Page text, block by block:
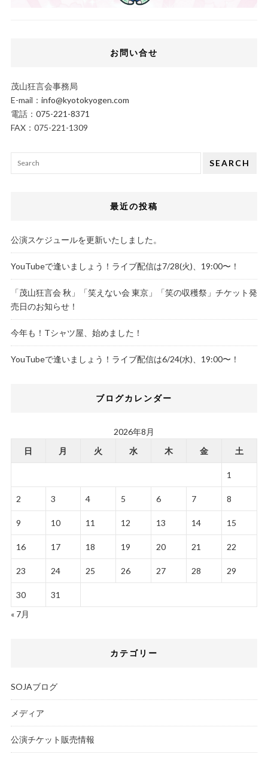
お問い合せ
茂山狂言会事務局
E-mail： info@kyotokyogen.com
電話： 075-221-8371
FAX：075-221-1309
SEARCH
最近の投稿
公演スケジュールを更新いたしました。
YouTubeで逢いましょう！ライブ配信は7/28(火)、19:00〜！
「茂山狂言会 秋」「笑えない会 東京」「笑の収穫祭」チケット発
売日のお知らせ！
今年も！Tシャツ屋、始めました！
YouTubeで逢いましょう！ライブ配信は6/24(水)、19:00〜！
ブログカレンダー
2026年8月
日
月 火 水 木 金 土
1
2 3 4 5 6 7 8
9 10 11 12 13 14 15
16 17 18 19 20 21 22
23 24 25 26 27 28 29
30
31
« 7月
カテゴリー
SOJAブログ
メディア
公演チケット販売情報